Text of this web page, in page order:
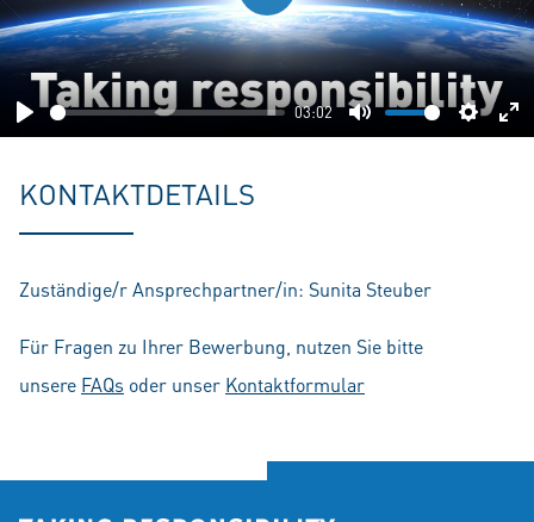
Play
03:02
Mute
Play
KONTAKTDETAILS
Zuständige/r Ansprechpartner/in: Sunita Steuber
Für Fragen zu Ihrer Bewerbung, nutzen Sie bitte
unsere FAQs oder unser Kontaktformular